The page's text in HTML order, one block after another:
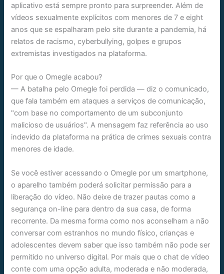
aplicativo está sempre pronto para surpreender. Além de
vídeos sexualmente explícitos com menores de 7 e eight
anos que se espalharam pelo site durante a pandemia, há
relatos de racismo, cyberbullying, golpes e grupos
extremistas investigados na plataforma.
Por que o Omegle acabou?
— A batalha pelo Omegle foi perdida — diz o comunicado,
que fala também em ataques a serviços de comunicação,
"com base no comportamento de um subconjunto
malicioso de usuários". A mensagem faz referência ao uso
indevido da plataforma na prática de crimes sexuais contra
menores de idade.
Se você estiver acessando o Omegle por um smartphone,
o aparelho também poderá solicitar permissão para a
liberação do vídeo. Não deixe de trazer pautas como a
segurança on-line para dentro da sua casa, de forma
recorrente. Da mesma forma como nos aconselham a não
conversar com estranhos no mundo físico, crianças e
adolescentes devem saber que isso também não pode ser
permitido no universo digital. Por mais que o chat de vídeo
conte com uma opção adulta, moderada e não moderada,